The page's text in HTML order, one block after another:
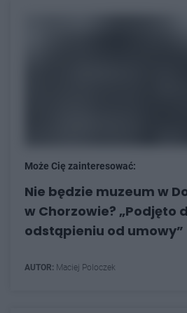
Może Cię zainteresować:
Nie będzie muzeum w
w Chorzowie? „Podjęto
odstąpieniu od umowy”
AUTOR: Maciej Poloczek